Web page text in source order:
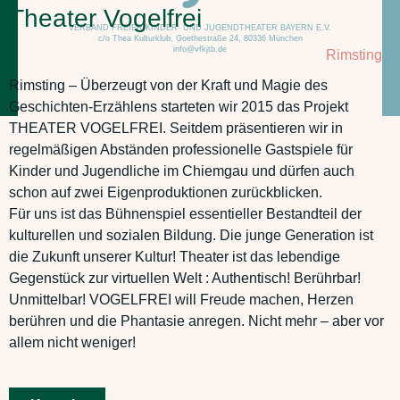
Theater Vogelfrei
Rimsting
Rimsting – Überzeugt von der Kraft und Magie des
Geschichten-Erzählens starteten wir 2015 das Projekt
THEATER VOGELFREI. Seitdem präsentieren wir in
regelmäßigen Abständen professionelle Gastspiele für
Kinder und Jugendliche im Chiemgau und dürfen auch
schon auf zwei Eigenproduktionen zurückblicken.
Für uns ist das Bühnenspiel essentieller Bestandteil der
kulturellen und sozialen Bildung. Die junge Generation ist
die Zukunft unserer Kultur! Theater ist das lebendige
Gegenstück zur virtuellen Welt : Authentisch! Berührbar!
Unmittelbar! VOGELFREI will Freude machen, Herzen
berühren und die Phantasie anregen. Nicht mehr – aber vor
allem nicht weniger!
VERBAND FREIER KINDER- UND JUGENDTHEATER BAYERN E.V.
c/o Thea Kulturklub, Goethestraße 24, 80336 München
info@vfkjtb.de